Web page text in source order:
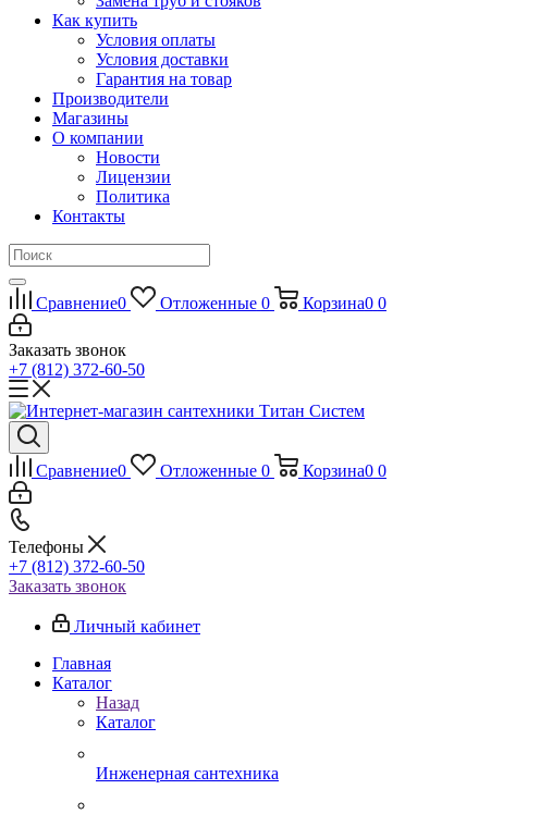
Как купить
Условия оплаты
Условия доставки
Гарантия на товар
Производители
Магазины
О компании
Новости
Лицензии
Политика
Контакты
Сравнение0 Отложенные 0 Корзина0 0
Заказать звонок
+7 (812) 372-60-50
Сравнение0 Отложенные 0 Корзина0 0
Телефоны
+7 (812) 372-60-50
Заказать звонок
Личный кабинет
Главная
Каталог
Назад
Каталог
Инженерная сантехника